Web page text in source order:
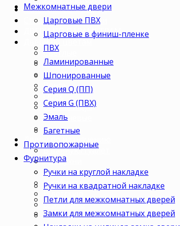
Погонажные изделия
Строительные двери
ДВЕРИ ПО ПАРАМЕТРАМ
Двери по цветам
Светлые
Темные
Бежевые
Венге
Орех
Беленый дуб
Коричневые
Серые
Двери по назначению
В ванную/туалет
Для кухни
В комнату
В кабинет
В детскую
В спальню
В гостиную
Межкомнатные двери
Царговые ПВХ
Царговые в финиш-пленке
ПВХ
Ламинированные
Шпонированные
Серия Q (ПП)
Серия G (ПВХ)
Эмаль
Багетные
Противопожарные
Фурнитура
Ручки на круглой накладке
Ручки на квадратной накладке
Петли для межкомнатных дверей
Замки для межкомнатных дверей